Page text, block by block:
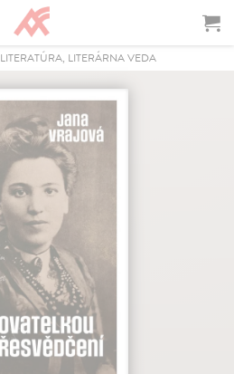
LITERATÚRA, LITERÁRNA VEDA